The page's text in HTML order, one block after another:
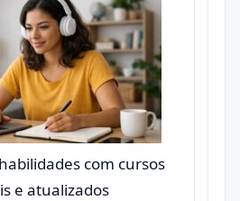
com cursos
e atualizados